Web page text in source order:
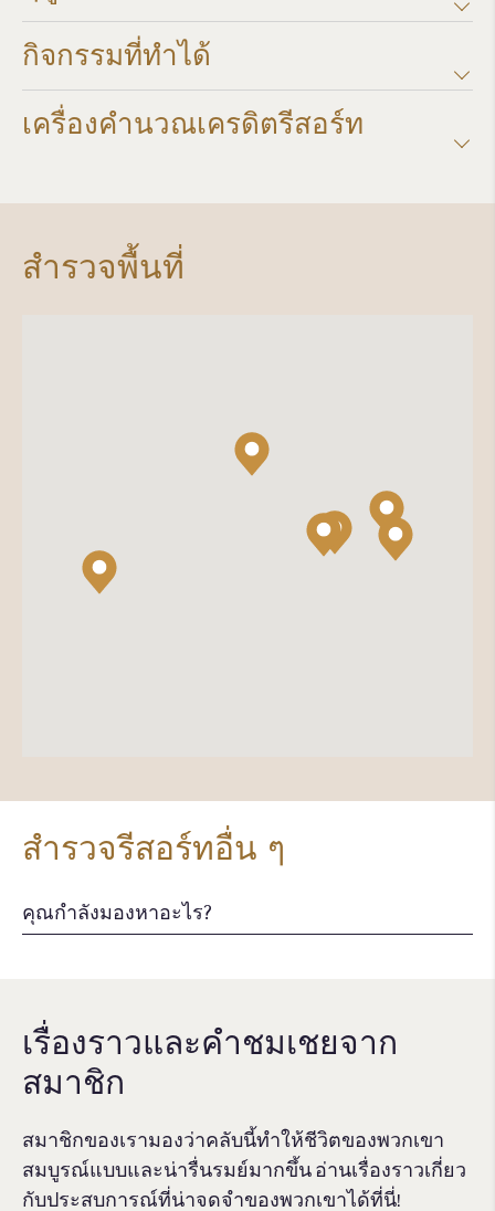
กิจกรรมที่ทำได้
เครื่องคำนวณเครดิตรีสอร์ท​
สำรวจพื้นที่
สำรวจรีสอร์ทอื่น ๆ
เรื่องราวและคําชมเชยจาก
สมาชิก
สมาชิกของเรามองว่าคลับนี้ทำให้ชีวิตของพวกเขา
สมบูรณ์แบบและน่ารื่นรมย์มากขึ้น อ่านเรื่องราวเกี่ยว
กับประสบการณ์ที่น่าจดจําของพวกเขาได้ที่นี่!